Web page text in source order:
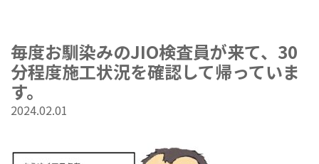
毎度お馴染みのJIO検査員が来て、30
分程度施工状況を確認して帰っていま
す。
2024.02.01